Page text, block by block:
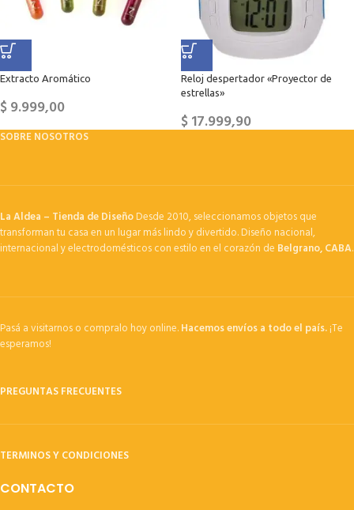
Extracto Aromático
$9.999,00
Reloj despertador «Proyector de
estrellas»
$17.999,90
SOBRE NOSOTROS
La Aldea – Tienda de DiseñoDesde 2010, seleccionamos objetos que
transforman tu casa en un lugar más lindo y divertido. Diseño nacional,
internacional y electrodomésticos con estilo en el corazón de Belgrano, CABA.
Pasá a visitarnos o compralo hoy online.Hacemos envíos a todo el país.¡Te
esperamos!
PREGUNTAS FRECUENTES
TERMINOS Y CONDICIONES
CONTACTO